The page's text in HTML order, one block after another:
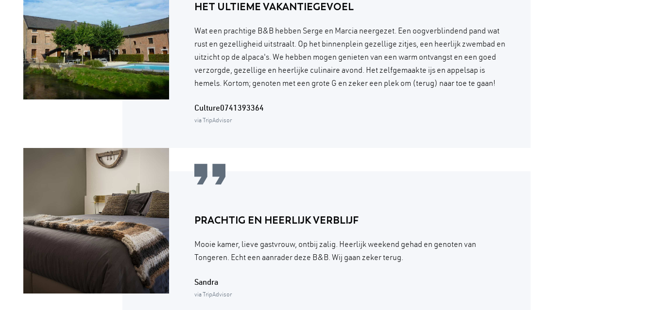
HET ULTIEME VAKANTIEGEVOEL
Wat een prachtige B&B hebben Serge en Marcia neergezet. Een oogverblindend pand wat
rust en gezelligheid uitstraalt. Op het binnenplein gezellige zitjes, een heerlijk zwembad en
uitzicht op de alpaca's. We hebben mogen genieten van een warm ontvangst en een goed
verzorgde, gezellige en heerlijke culinaire avond. Het zelfgemaakte ijs en appelsap is
hemels. Kortom; genoten met een grote G en zeker een plek om (terug) naar toe te gaan!
Culture0741393364
via TripAdvisor
PRACHTIG EN HEERLIJK VERBLIJF
Mooie kamer, lieve gastvrouw, ontbij zalig. Heerlijk weekend gehad en genoten van
Tongeren. Echt een aanrader deze B&B. Wij gaan zeker terug.
Sandra
via TripAdvisor